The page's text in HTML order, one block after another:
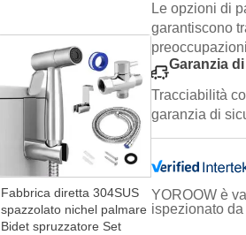
Fabbrica diretta 304SUS
spazzolato nichel palmare
Bidet spruzzatore Set
Le opzioni di
garantiscono
Garanzia
Tracciabilità
garanzia di
YOROOW è
ispezionato da